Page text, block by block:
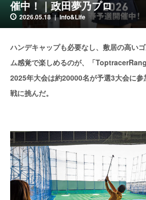
催中！｜政田夢乃プロ
2026.05.18 Info&Life
ハンデキャップも必要なし、敷居の高い
ム感覚で楽しめるのが、「
2025年大会は約20000名が予選3大会に
戦に挑んだ。